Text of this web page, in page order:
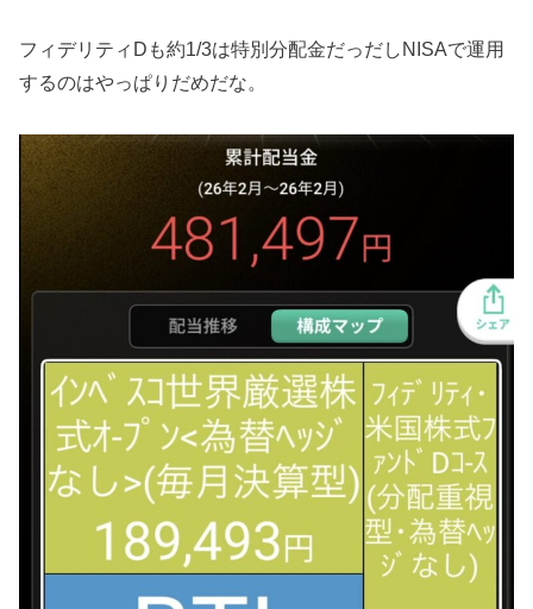
フィデリティDも約1/3は特別分配金だっだしNISAで運用
するのはやっぱりだめだな。